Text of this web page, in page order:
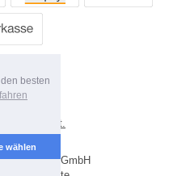
besten
wählen
inkl. MwSt.
by Dartpoint GmbH